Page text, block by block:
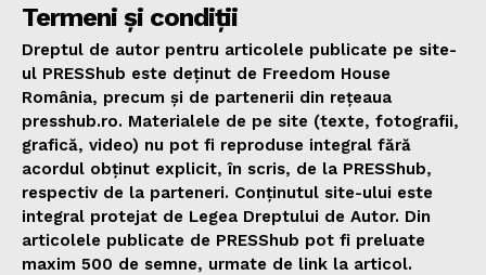
Termeni și condiții
Dreptul de autor pentru articolele publicate pe site-
ul PRESShub este deținut de Freedom House
România, precum și de partenerii din rețeaua
presshub.ro. Materialele de pe site (texte, fotografii,
grafică, video) nu pot fi reproduse integral fără
acordul obținut explicit, în scris, de la PRESShub,
respectiv de la parteneri. Conținutul site-ului este
integral protejat de Legea Dreptului de Autor. Din
articolele publicate de PRESShub pot fi preluate
maxim 500 de semne, urmate de link la articol.